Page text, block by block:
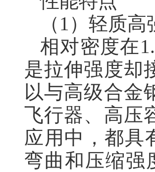
（1）轻质高
相对密度在
是拉伸强度却
以与高级合金
飞行器、高压
应用中，都具
弯曲和压缩强